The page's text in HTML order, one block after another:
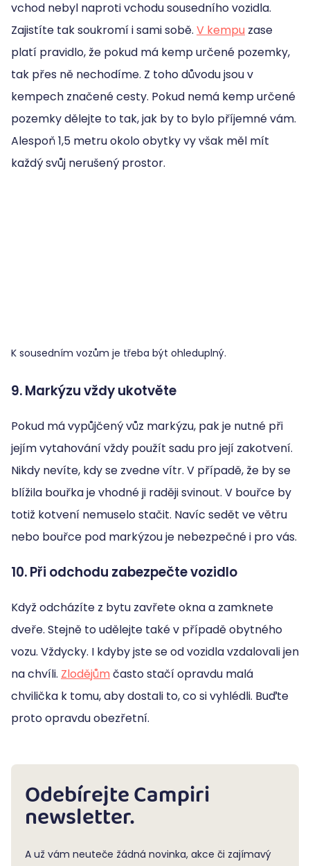
vchod nebyl naproti vchodu sousedního vozidla.
Zajistíte tak soukromí i sami sobě. V kempu zase
platí pravidlo, že pokud má kemp určené pozemky,
tak přes ně nechodíme. Z toho důvodu jsou v
kempech značené cesty. Pokud nemá kemp určené
pozemky dělejte to tak, jak by to bylo příjemné vám.
Alespoň 1,5 metru okolo obytky vy však měl mít
každý svůj nerušený prostor.
K sousedním vozům je třeba být ohleduplný.
9. Markýzu vždy ukotvěte
Pokud má vypůjčený vůz markýzu, pak je nutné při
jejím vytahování vždy použít sadu pro její zakotvení.
Nikdy nevíte, kdy se zvedne vítr. V případě, že by se
blížila bouřka je vhodné ji raději svinout. V bouřce by
totiž kotvení nemuselo stačit. Navíc sedět ve větru
nebo bouřce pod markýzou je nebezpečné i pro vás.
10. Při odchodu zabezpečte vozidlo
Když odcházíte z bytu zavřete okna a zamknete
dveře. Stejně to udělejte také v případě obytného
vozu. Vždycky. I kdyby jste se od vozidla vzdalovali jen
na chvíli. Zlodějůmčasto stačí opravdu malá
chvilička k tomu, aby dostali to, co si vyhlédli. Buďte
proto opravdu obezřetní.
Odebírejte Campiri
newsletter.
A už vám neuteče žádná novinka, akce či zajímavý